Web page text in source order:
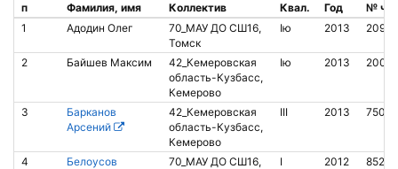
п
Фамилия, имя Коллектив Квал. Год
№
1
Адодин Олег
70_МАУ ДО СШ16,
Томск
Iю 2013
2 Байшев Максим
42_Кемеровская
область-Кузбасс,
Кемерово
Iю 2013
3
Барканов
Арсений
42_Кемеровская
область-Кузбасс,
Кемерово
III 2013
4
Белоусов
70_МАУ ДО СШ16,
I 2012